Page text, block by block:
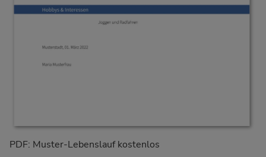
PDF: Muster-Lebenslauf kostenlos